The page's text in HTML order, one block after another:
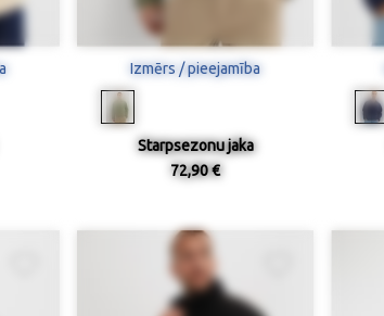
Izmērs / pieejamība
Starpsezonu jaka
72,90 €